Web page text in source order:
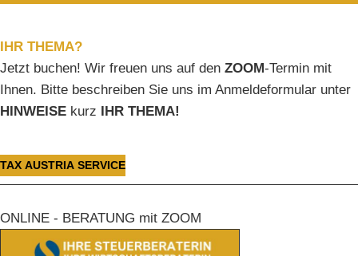
IHR THEMA?
Jetzt buchen! Wir freuen uns auf den ZOOM-Termin mit
Ihnen. Bitte beschreiben Sie uns im Anmeldeformular unter
HINWEISE kurz IHR THEMA!
TAX AUSTRIA SERVICE
ONLINE - BERATUNG mit ZOOM